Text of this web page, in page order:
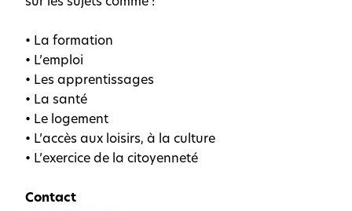
• La formation
• L’emploi
• Les apprentissages
• La santé
• Le logement
• L’accès aux loisirs, à la culture
• L’exercice de la citoyenneté
Contact